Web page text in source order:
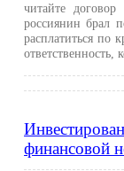
читайте
россиянин брал
расплатиться по
ответственность,
финансовой